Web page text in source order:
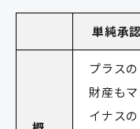
単純承認
プラスの
財産もマ
イナスの